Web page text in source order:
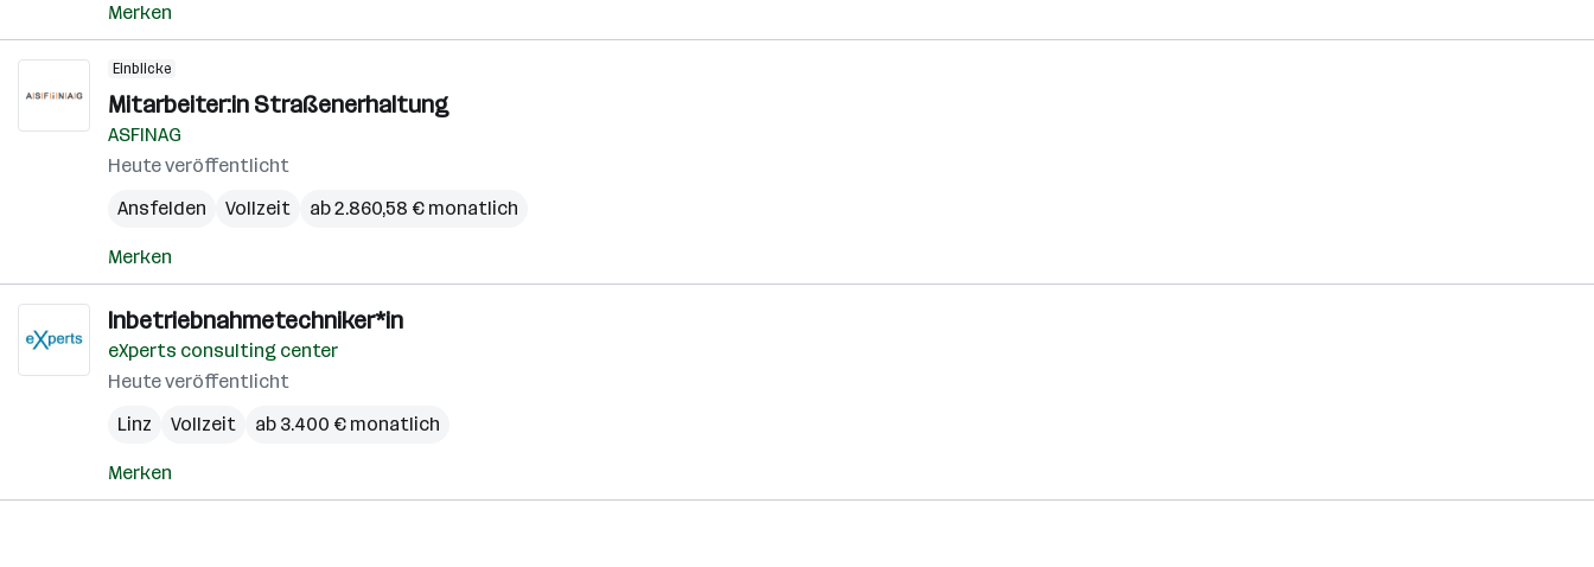
Merken
Einblicke
Mitarbeiter:in Straßenerhaltung
ASFINAG
Heute veröffentlicht
Ansfelden
Vollzeit ab 2.860,58 € monatlich
Merken
Inbetriebnahmetechniker*in
eXperts consulting center
Heute veröffentlicht
Linz
Vollzeit ab 3.400 € monatlich
Merken